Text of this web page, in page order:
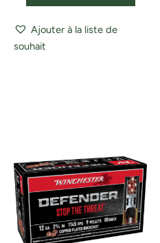
Ajouter à la liste de
souhait